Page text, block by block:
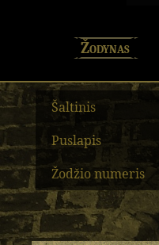
Žodynas
Šaltinis
Puslapis
Žodžio numeris